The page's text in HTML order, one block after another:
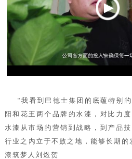
“我看到巴德士集团的底蕴特别
阳和花王两个品牌的水漆，对比力
水漆从市场的营销到战略，到产品
行业之内立于不败之地，能够长期
漆筑梦人刘煜贺